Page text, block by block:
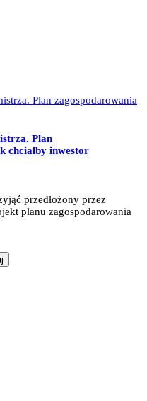
Plan
chciałby inwestor
przedłożony przez
planu zagospodarowania